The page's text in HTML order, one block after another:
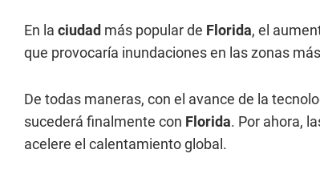
En la ciudad más popular de Florida, el
que provocaría inundaciones en las zonas
De todas maneras, con el avance de la
sucederá finalmente con Florida. Por ahora,
acelere el calentamiento global.